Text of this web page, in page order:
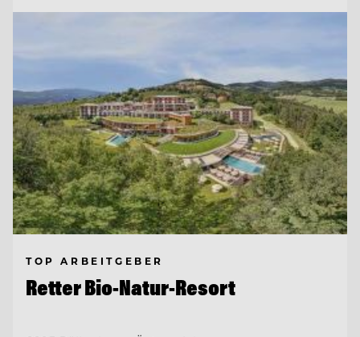
TOP ARBEITGEBER
Retter Bio-Natur-Resort